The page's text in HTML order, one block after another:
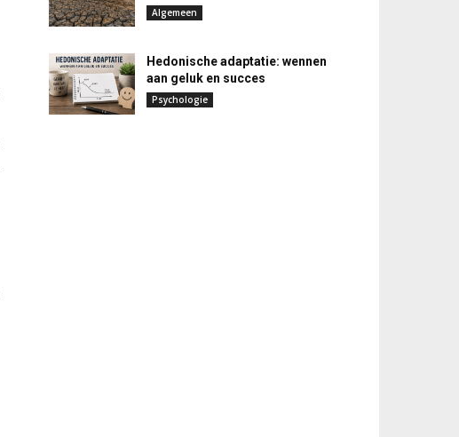
Algemeen
Hedonische adaptatie: wennen
aan geluk en succes
Psychologie